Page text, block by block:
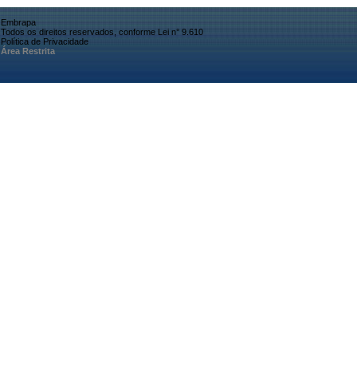
Embrapa
Todos os direitos reservados, conforme Lei n° 9.610
Política de Privacidade
Área Restrita